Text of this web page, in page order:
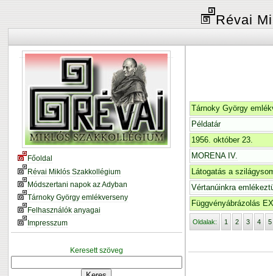
Révai
Főoldal
Révai Miklós Szakkollégium
Módszertani napok az Adyban
Tárnoky György emlékverseny
Felhasználók anyagai
Impresszum
Keresett szöveg
Tárnoky György
Példatár
1956. október 23.
MORENA IV.
Látogatás a
Vértanúinkra
Függvényábrázolás
Oldalak: 1 2 3 4 5